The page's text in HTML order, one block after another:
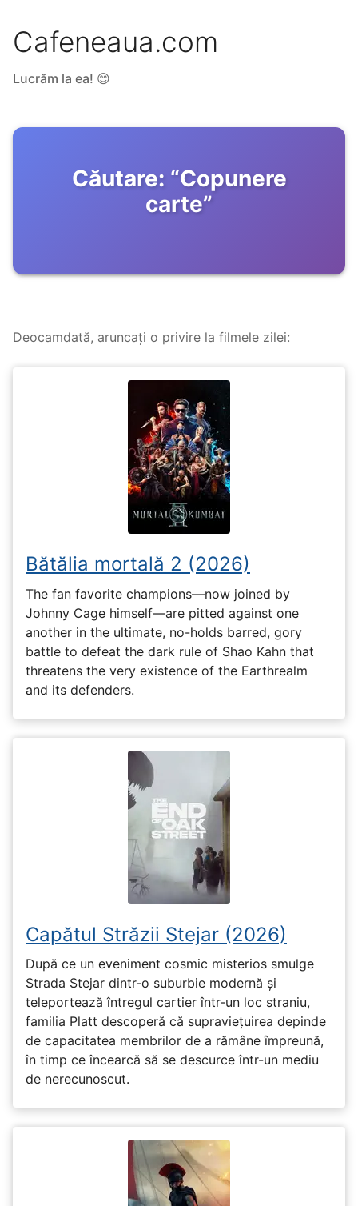
Cafeneaua.com
Lucrăm la ea! 😊
Căutare: “Copunere
carte”
Deocamdată, aruncați o privire la filmele zilei:
Bătălia mortală 2 (2026)
The fan favorite champions—now joined by
Johnny Cage himself—are pitted against one
another in the ultimate, no-holds barred, gory
battle to defeat the dark rule of Shao Kahn that
threatens the very existence of the Earthrealm
and its defenders.
Capătul Străzii Stejar (2026)
După ce un eveniment cosmic misterios smulge
Strada Stejar dintr-o suburbie modernă și
teleportează întregul cartier într-un loc straniu,
familia Platt descoperă că supraviețuirea depinde
de capacitatea membrilor de a rămâne împreună,
în timp ce încearcă să se descurce într-un mediu
de nerecunoscut.